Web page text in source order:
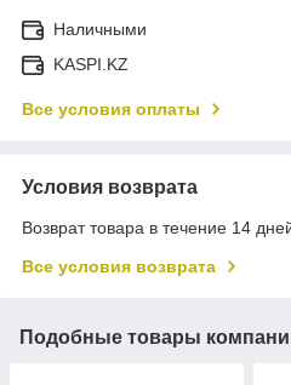
Наличными
KASPI.KZ
Все условия оплаты
Условия возврата
Возврат товара в течение 14
Все условия возврата
Подобные товары